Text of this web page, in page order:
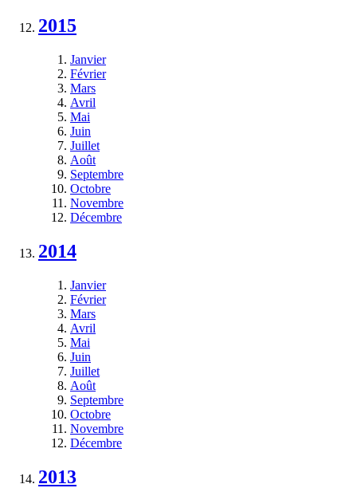
2015
Janvier
Février
Mars
Avril
Mai
Juin
Juillet
Août
Septembre
Octobre
Novembre
Décembre
2014
Janvier
Février
Mars
Avril
Mai
Juin
Juillet
Août
Septembre
Octobre
Novembre
Décembre
2013